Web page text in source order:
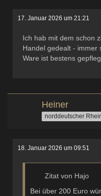
17. Januar 2026 um 21:21
Ich hab mit dem schon
Handel gedealt - immer
Ware ist bestens
Heiner
18. Januar 2026 um 09:51
Zitat von Hajo
Bei über 200 Euro